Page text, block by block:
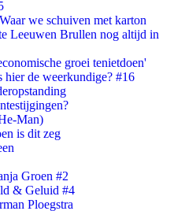
we schuiven met karton
Leeuwen Brullen nog altijd in
groei tenietdoen'
de weerkundige? #16
Man)
is dit zeg
Groen #2
& Geluid #4
Ploegstra